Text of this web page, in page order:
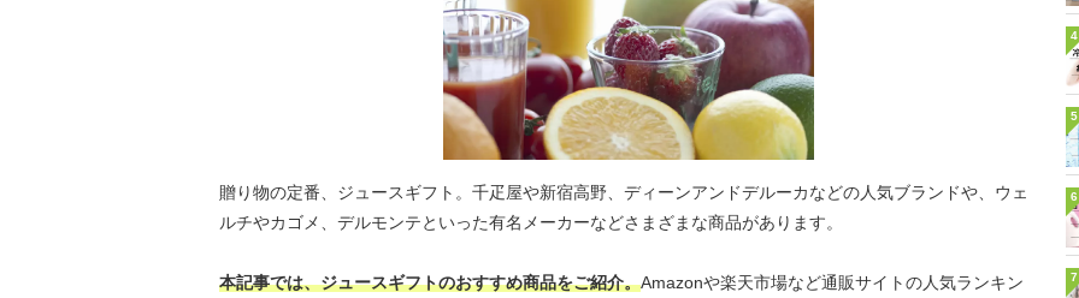
贈り物の定番、ジュースギフト。千疋屋や新宿高野、ディーンアンドデルーカなどの人気ブランドや、ウェ
ルチやカゴメ、デルモンテといった有名メーカーなどさまざまな商品があります。
本記事では、ジュースギフトのおすすめ商品をご紹介。Amazonや楽天市場など通販サイトの人気ランキン
4
5
6
7